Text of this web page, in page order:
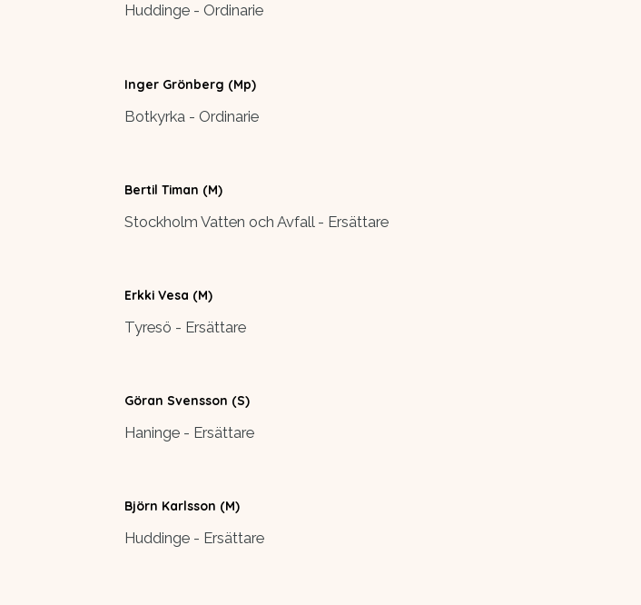
Huddinge - Ordinarie
Inger Grönberg (Mp)
Botkyrka - Ordinarie
Bertil Timan (M)
Stockholm Vatten och Avfall - Ersättare
Erkki Vesa (M)
Tyresö - Ersättare
Göran Svensson (S)
Haninge - Ersättare
Björn Karlsson (M)
Huddinge - Ersättare